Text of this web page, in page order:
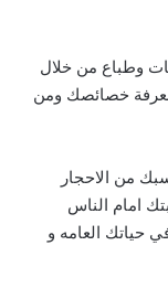
وطباع من خلال
خصائصك ومن
من الاحجار
امام الناس
حياتك العامه و